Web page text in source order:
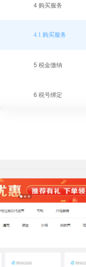
4 购买服务
4.1 购买服务
5 税金缴纳
6 税号绑定